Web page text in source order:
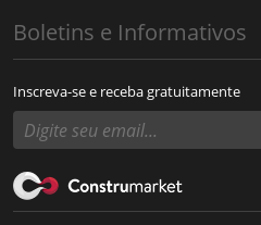
Boletins e Informativos
Inscreva-se e receba gratuitamente